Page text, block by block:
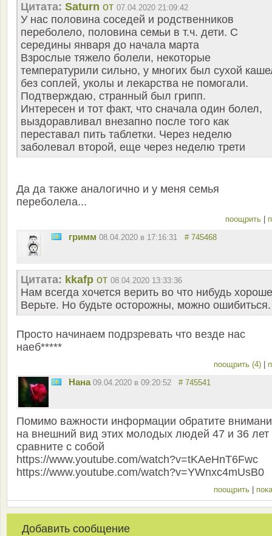
Цитата: Saturn от 07.04.2020 21:09:42
У нас половина соседей и родственников
переболело, половина семьи в т.ч. дети. С
середины января до начала марта
Взрослые тяжело болели, некоторые
температурили сильно, у многих был сухой
без соплей, уколы и лекарства не помогали.
Подтверждаю, странный был грипп.
Интересен и тот факт, что сначала один болел,
выздоравливал внезапно после того как
переставал пить таблетки. Через неделю
заболевал второй, еще через неделю трети
Да да также аналогично и у меня семья
переболела...
поощрить
гримм 08.04.2020 в 17:16:31 # 745468
Цитата: kkafp от 08.04.2020 13:33:36
Нам всегда хочется верить во что нибудь
Верьте. Но будьте осторожны, можно ошибиться.
Просто начинаем подрзревать что везде нас
наеб*****
поощрить (4)
Нана 09.04.2020 в 09:20:52 # 745541
Помимо важности информации обратите
на внешний вид этих молодых людей 47 и 36 лет
сравните с собой
https://www.youtube.com/watch?v=tKAeHnT6Fwc
https://www.youtube.com/watch?v=YWnxc4mUsB0
поощрить
Добавить сообщение